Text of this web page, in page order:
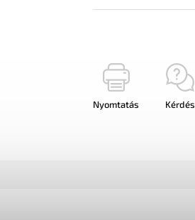
Nyomtatás Kérdés